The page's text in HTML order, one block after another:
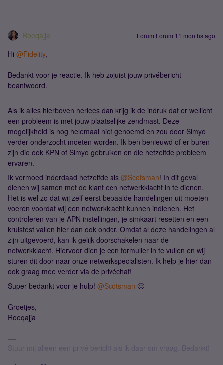
Roeqajja Forum|Forum|11 months ago
Hi ​ @Fidelity,
Bedankt voor je reactie. Ik heb zojuist jouw privébericht
beantwoord.
Als ik alles hierboven herlees dan krijg ik de indruk dat er wellicht
een probleem is met jouw plaatselijke zendmast. Deze
mogelijkheid is nog helemaal niet genoemd en zou door Simyo
verder onderzocht moeten worden. Ik ben benieuwd of er buren
zijn die ook KPN of Simyo gebruiken en die hetzelfde probleem
ervaren.
Ik vermoed inderdaad hetzelfde als ​ @Scotsman! In dit geval
dienen wij samen met de klant een netwerkklacht in te dienen.
Het is wel zo dat wij zelf eerst bepaalde handelingen uit moeten
voeren voordat wij een netwerkklacht kunnen indienen. Het
controleren van je APN instellingen, je simkaart resetten en een
kruistest vallen hier dan ook onder. Omdat al deze handelingen al
zijn uitgevoerd, kan ik gelijk doorschakelen naar de
netwerkklacht. Hiervoor dien je een formulier in te vullen en wij
sturen dit door naar onze netwerkspecialisten. Ik help je hier dan
ook graag mee verder via de privéchat!
Super bedankt voor je hulp! ​ @Scotsman 🙂
Groetjes,
Roeqajja
Stuur mij alleen een privé bericht als ik daar om vraag. Bedankt!